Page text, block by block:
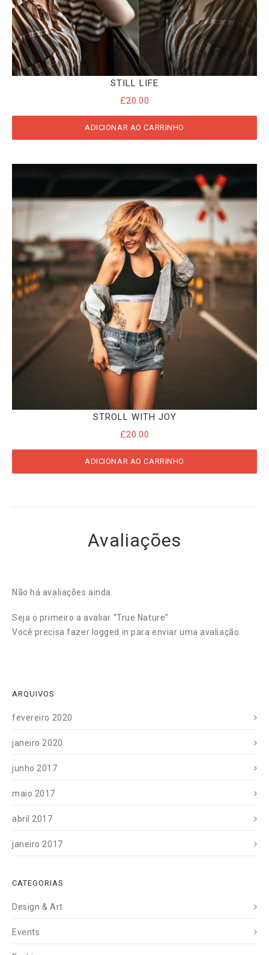
STILL LIFE
£20.00
ADICIONAR AO CARRINHO
STROLL WITH JOY
£20.00
ADICIONAR AO CARRINHO
Avaliações
Não há avaliações ainda.
Seja o primeiro a avaliar “True Nature”
Você precisa fazer logged in para enviar uma avaliação.
ARQUIVOS
fevereiro 2020
janeiro 2020
junho 2017
maio 2017
abril 2017
janeiro 2017
CATEGORIAS
Design & Art
Events